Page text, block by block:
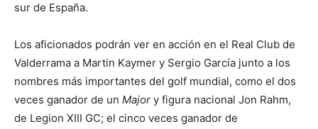
sur de España.
Los aficionados podrán ver en acción en el Real Club de
Valderrama a Martin Kaymer y Sergio García junto a los
nombres más importantes del golf mundial, como el dos
veces ganador de un Major y figura nacional Jon Rahm,
de Legion XIII GC; el cinco veces ganador de